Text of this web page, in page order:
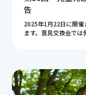
告
2025年1月22日に開催
ます。意見交換会で